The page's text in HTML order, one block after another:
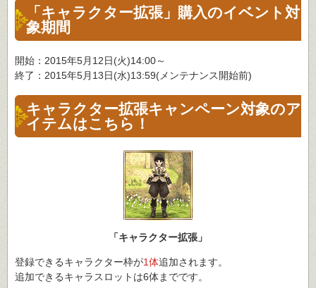
「キャラクター拡張」購入のイベント対
象期間
開始：2015年5月12日(火)14:00～
終了：2015年5月13日(水)13:59(メンテナンス開始前)
キャラクター拡張キャンペーン対象のア
イテムはこちら！
「キャラクター拡張」
登録できるキャラクター枠が1体追加されます。
追加できるキャラスロットは6体までです。